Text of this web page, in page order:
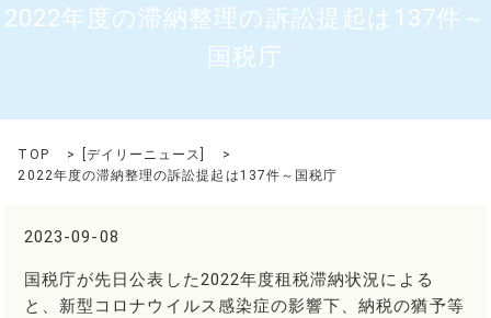
2022年度の滞納整理の訴訟提起は137件～
国税庁
TOP デイリーニュース
2022年度の滞納整理の訴訟提起は137件～国税庁
2023-09-08
国税庁が先日公表した2022年度租税滞納状況による
と、新型コロナウイルス感染症の影響下、納税の猶予等